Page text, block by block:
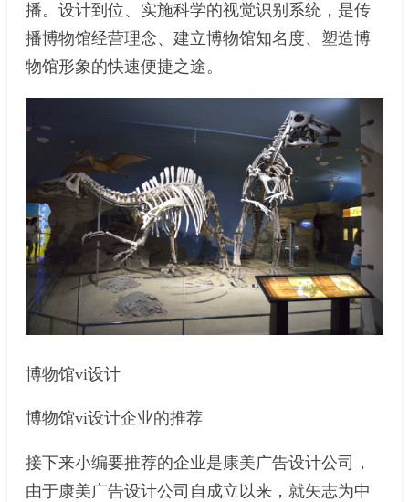
播。设计到位、实施科学的视觉识别系统，是传
播博物馆经营理念、建立博物馆知名度、塑造博
物馆形象的快速便捷之途。
博物馆vi设计
博物馆vi设计企业的推荐
接下来小编要推荐的企业是康美广告设计公司，
由于康美广告设计公司自成立以来，就矢志为中